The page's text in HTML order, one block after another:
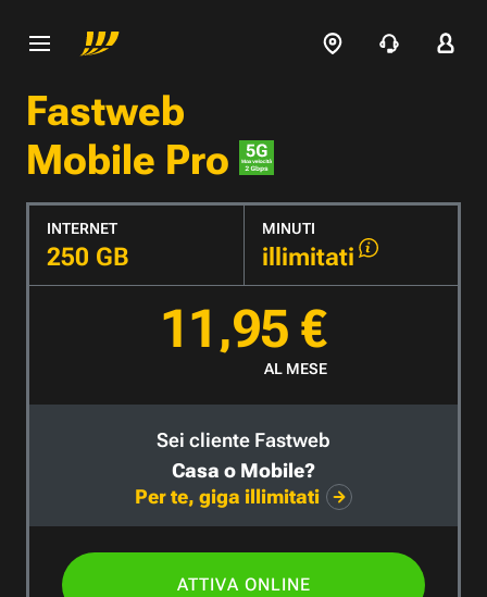
Fastweb
Mobile Pro
INTERNET
250 GB
MINUTI
illimitati
11,95 €
AL MESE
Sei cliente Fastweb
Casa o Mobile?
Per te, giga illimitati
ATTIVA ONLINE